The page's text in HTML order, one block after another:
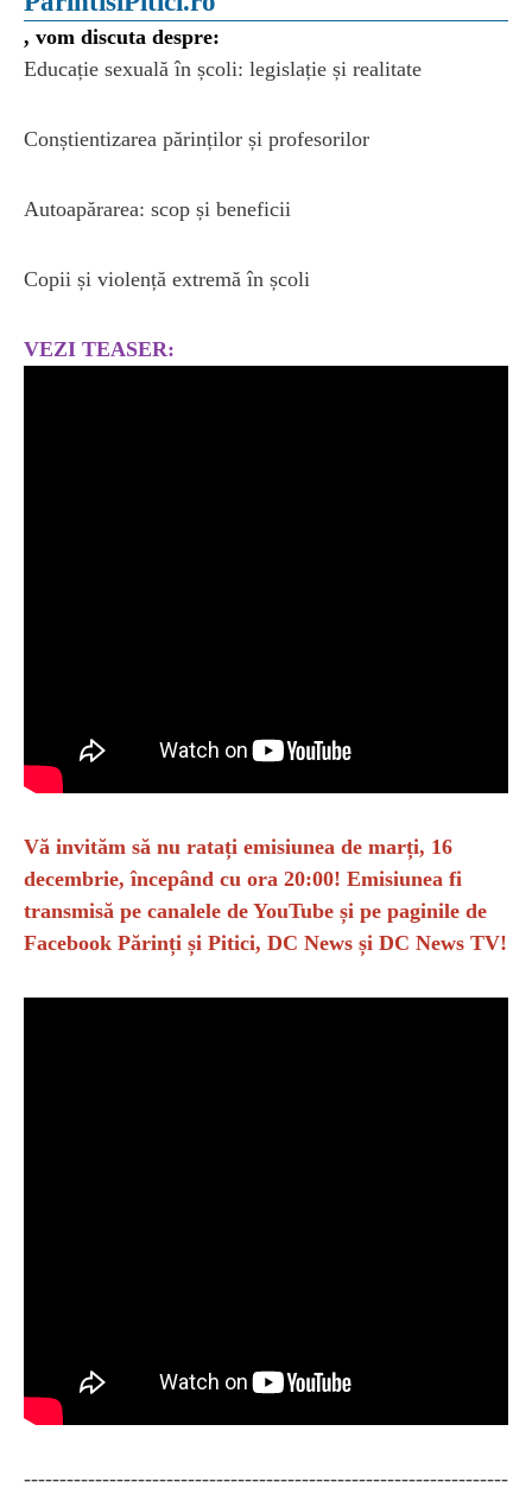
, vom discuta despre:
Educație sexuală în școli: legislație și realitate
Conștientizarea părinților și profesorilor
Autoapărarea: scop și beneficii
Copii și violență extremă în școli
VEZI TEASER:
Vă invităm să nu ratați emisiunea de marți, 16
decembrie, începând cu ora 20:00! Emisiunea fi
transmisă pe canalele de YouTube și pe paginile de
Facebook Părinți și Pitici, DC News și DC News TV!
--------------------------------------------------------------------